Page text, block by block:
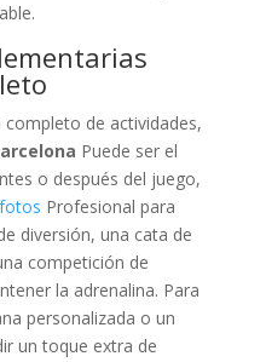
completo de actividades,
Puede ser el
o después del juego,
Profesional para
diversión, una cata de
competición de
la adrenalina. Para
personalizada o un
un toque extra de